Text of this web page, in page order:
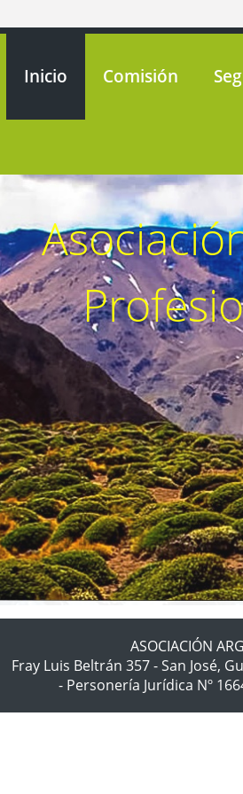
Inicio Comisión
ASOCIACIÓN
Fray Luis Beltrán 357 - San José,
- Personería Jurídica Nº